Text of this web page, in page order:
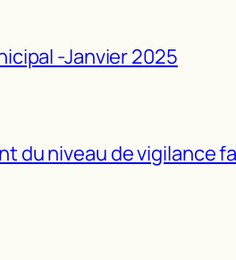
-Janvier 2025
du niveau de vigilance